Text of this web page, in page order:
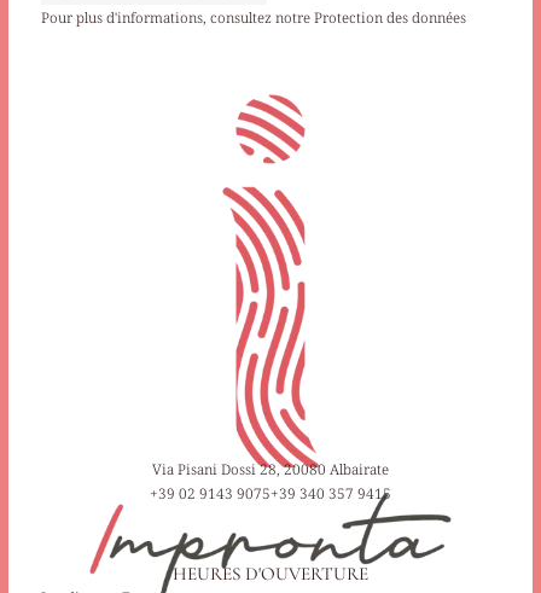
Pour plus d'informations, consultez notreProtection des données
Via Pisani Dossi 28, 20080 Albairate
+39 02 9143 9075+39 340 357 9415
HEURES D'OUVERTURE